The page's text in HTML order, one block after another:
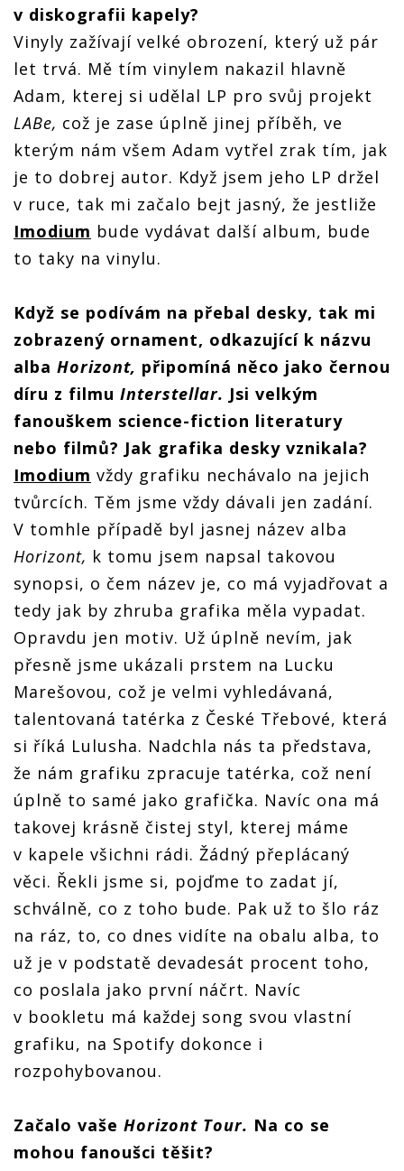
v diskografii kapely?
Vinyly zažívají velké obrození, který už pár
let trvá. Mě tím vinylem nakazil hlavně
Adam, kterej si udělal LP pro svůj projekt
LABe, což je zase úplně jinej příběh, ve
kterým nám všem Adam vytřel zrak tím, jak
je to dobrej autor. Když jsem jeho LP držel
v ruce, tak mi začalo bejt jasný, že jestliže
Imodium bude vydávat další album, bude
to taky na vinylu.
Když se podívám na přebal desky, tak mi
zobrazený ornament, odkazující k názvu
alba Horizont, připomíná něco jako černou
díru z filmu Interstellar. Jsi velkým
fanouškem science-fiction literatury
nebo filmů? Jak grafika desky vznikala?
Imodium vždy grafiku nechávalo na jejich
tvůrcích. Těm jsme vždy dávali jen zadání.
V tomhle případě byl jasnej název alba
Horizont, k tomu jsem napsal takovou
synopsi, o čem název je, co má vyjadřovat a
tedy jak by zhruba grafika měla vypadat.
Opravdu jen motiv. Už úplně nevím, jak
přesně jsme ukázali prstem na Lucku
Marešovou, což je velmi vyhledávaná,
talentovaná tatérka z České Třebové, která
si říká Lulusha. Nadchla nás ta představa,
že nám grafiku zpracuje tatérka, což není
úplně to samé jako grafička. Navíc ona má
takovej krásně čistej styl, kterej máme
v kapele všichni rádi. Žádný přeplácaný
věci. Řekli jsme si, pojďme to zadat jí,
schválně, co z toho bude. Pak už to šlo ráz
na ráz, to, co dnes vidíte na obalu alba, to
už je v podstatě devadesát procent toho,
co poslala jako první náčrt. Navíc
v bookletu má každej song svou vlastní
grafiku, na Spotify dokonce i
rozpohybovanou.
Začalo vaše Horizont Tour. Na co se
mohou fanoušci těšit?